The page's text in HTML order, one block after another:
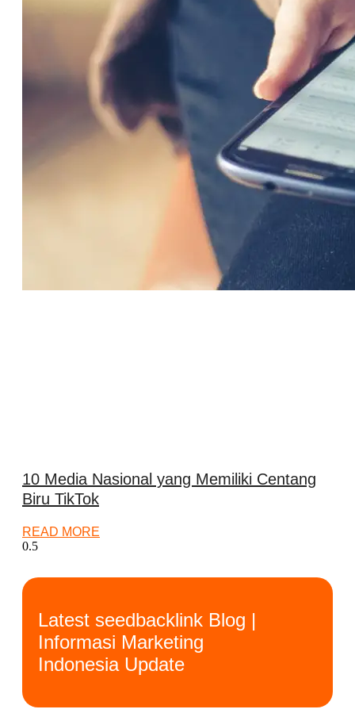
10 Media Nasional yang Memiliki Centang
Biru TikTok
READ MORE
Latest seedbacklink Blog |
Informasi Marketing
Indonesia Update